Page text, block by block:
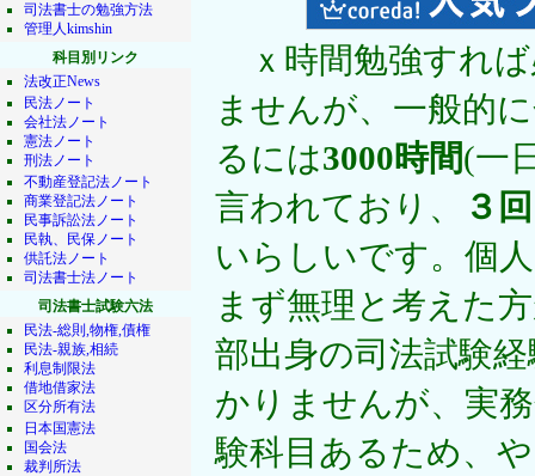
司法書士の勉強方法
管理人kimshin
科目別リンク
法改正News
民法ノート
会社法ノート
憲法ノート
刑法ノート
不動産登記法ノート
商業登記法ノート
民事訴訟法ノート
民執、民保ノート
供託法ノート
司法書士法ノート
司法書士試験六法
民法-総則,物権,債権
民法-親族,相続
利息制限法
借地借家法
区分所有法
日本国憲法
国会法
裁判所法
ｘ時間勉強すれ
ませんが、一般的
るには3000時間(一
言われており、
３
いらしいです。個
まず無理と考えた
部出身の司法試験
かりませんが、実
験科目あるため、